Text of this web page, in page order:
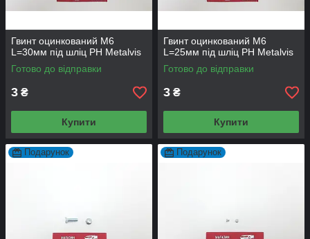
Гвинт оцинкований М6
L=30мм під шліц PH Metalvis
Готово до відправки
3 ₴
Купити
Гвинт оцинкований М6
L=25мм під шліц PH Metalvis
Готово до відправки
3 ₴
Купити
Подарунок Подарунок